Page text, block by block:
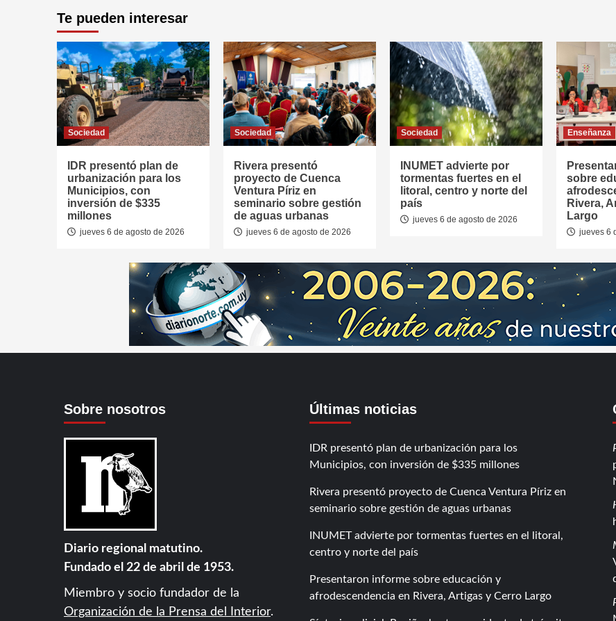
Te pueden interesar
Sociedad
IDR presentó plan de
urbanización para los
Municipios, con
inversión de $335
millones
jueves 6 de agosto de 2026
Sociedad
Rivera presentó
proyecto de Cuenca
Ventura Píriz en
seminario sobre gestión
de aguas urbanas
jueves 6 de agosto de 2026
Sociedad
INUMET advierte por
tormentas fuertes en el
litoral, centro y norte del
país
jueves 6 de agosto de 2026
Enseñanza
sobre
Rivera,
Largo
jueves 6
Sobre nosotros
Diario regional matutino.
Fundado el 22 de abril de 1953.
Miembro y socio fundador de la
Organización de la Prensa del Interior.
Últimas noticias
IDR presentó plan de urbanización para los
Municipios, con inversión de $335 millones
Rivera presentó proyecto de Cuenca Ventura Píriz en
seminario sobre gestión de aguas urbanas
INUMET advierte por tormentas fuertes en el litoral,
centro y norte del país
Presentaron informe sobre educación y
afrodescendencia en Rivera, Artigas y Cerro Largo